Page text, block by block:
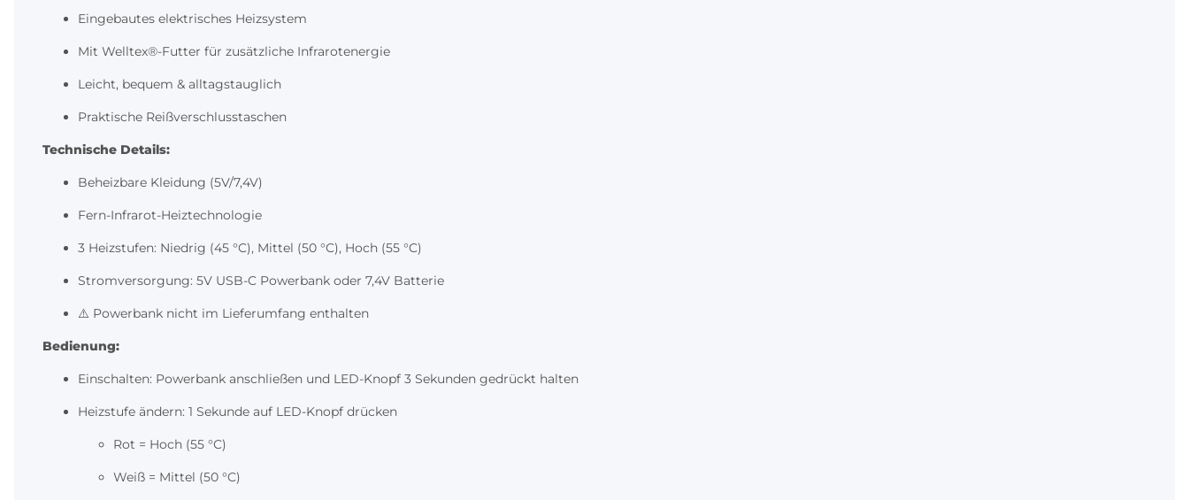
Eingebautes elektrisches Heizsystem
Mit Welltex®-Futter für zusätzliche Infrarotenergie
Leicht, bequem & alltagstauglich
Praktische Reißverschlusstaschen
Technische Details:
Beheizbare Kleidung (5V/7,4V)
Fern-Infrarot-Heiztechnologie
3 Heizstufen: Niedrig (45 °C), Mittel (50 °C), Hoch (55 °C)
Stromversorgung: 5V USB-C Powerbank oder 7,4V Batterie
⚠️ Powerbank nicht im Lieferumfang enthalten
Bedienung:
Einschalten: Powerbank anschließen und LED-Knopf 3 Sekunden gedrückt halten
Heizstufe ändern: 1 Sekunde auf LED-Knopf drücken
Rot = Hoch (55 °C)
Weiß = Mittel (50 °C)